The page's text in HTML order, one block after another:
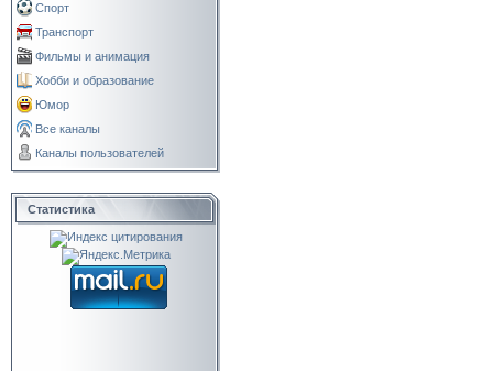
Спорт
Транспорт
Фильмы и анимация
Хобби и образование
Юмор
Все каналы
Каналы пользователей
Статистика